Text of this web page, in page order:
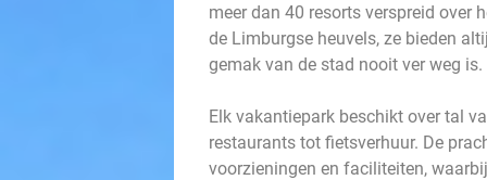
meer dan 40 resorts verspreid over
de Limburgse heuvels, ze bieden
gemak van de stad nooit ver weg is.
Elk vakantiepark beschikt over tal
restaurants tot fietsverhuur. De
voorzieningen en faciliteiten,